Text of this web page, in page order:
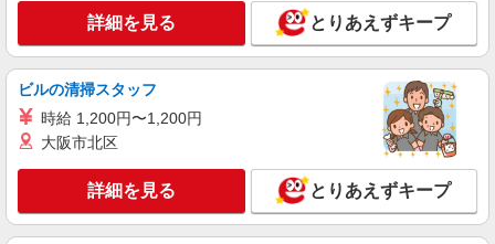
2
キープ 詳細を見る
パート
ライフ勝どきミッド店（店舗コード667）
NEW
デイリー・加工食品
時給1,250円以上 日曜祝日 時給1,350円以上 17
時以降 時給1,350円以上 20時以降 時給1,450円以
上 ライフ勝どきミッド店 東京都中央区勝どき4-6-
詳細を見る とりあえずキープ
ビルの清掃スタッフ
時給 1,200円〜1,200円
大阪市北区
詳細を見る とりあえずキープ